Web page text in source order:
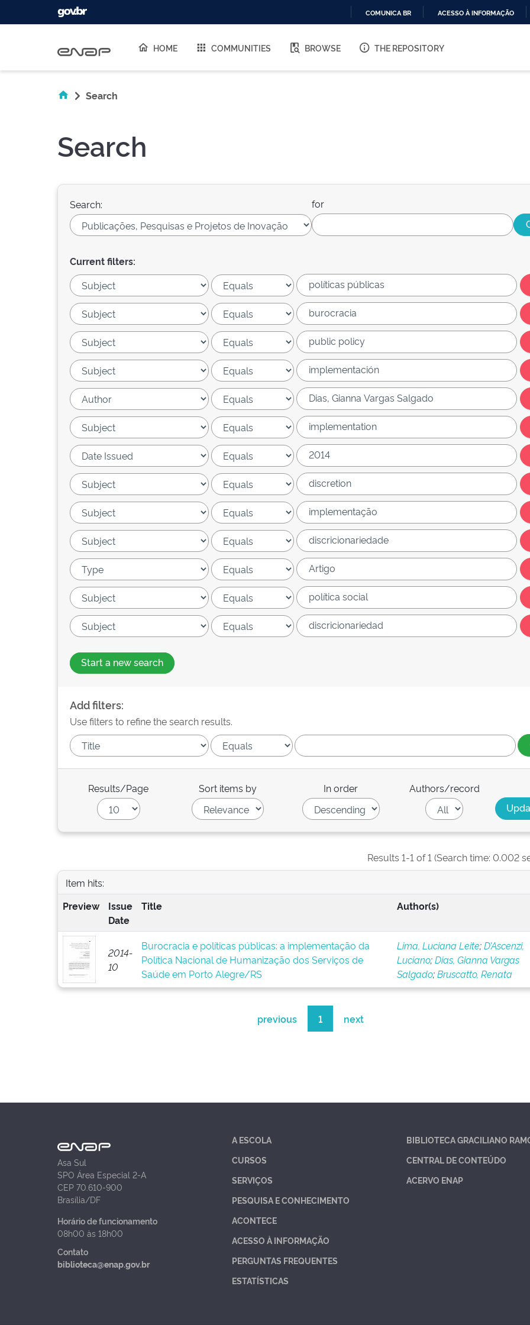
O
COMUNICA BR ACESSO À INFORMAÇÃO
HOME COMMUNITIES BROWSE THE REPOSITORY
Search
Search
Search: for
Current filters:
Start a new search
Add filters:
Use filters to refine the search results.
Results/Page Sort items by In order Authors/record
Results 1-1 of 1 (Search time: 0.002
Item hits:
Preview
Issue
Date
Title Author(s)
2014-
10
Burocracia e políticas públicas: a implementação da
Política Nacional de Humanização dos Serviços de
Saúde em Porto Alegre/RS
Lima, Luciana Leite;D’Ascenzi,
Luciano;Dias, Gianna Vargas
Salgado;Bruscatto, Renata
previous 1 next
Asa Sul
SPO Área Especial 2-A
CEP 70.610-900
Brasília/DF
Horário de funcionamento
08h00 às 18h00
Contato
biblioteca@enap.gov.br
A ESCOLA
CURSOS
SERVIÇOS
PESQUISA E CONHECIMENTO
ACONTECE
ACESSO À INFORMAÇÃO
PERGUNTAS FREQUENTES
ESTATÍSTICAS
BIBLIOTECA GRACILIANO
CENTRAL DE CONTEÚDO
ACERVO ENAP